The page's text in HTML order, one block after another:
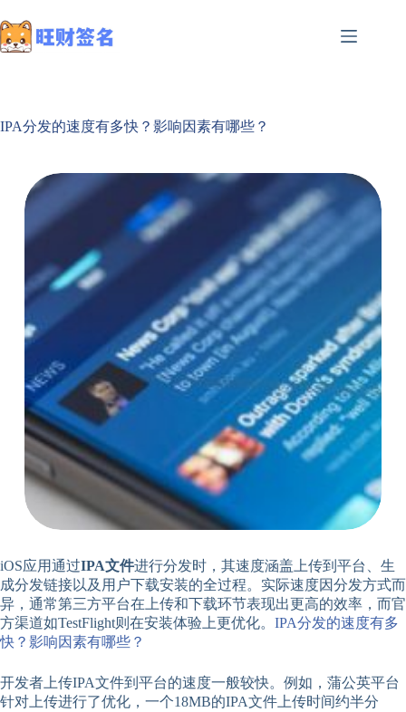
IPA分发的速度有多快？影响因素有哪些？
iOS应用通过IPA文件进行分发时，其速度涵盖上传到平台、生
成分发链接以及用户下载安装的全过程。实际速度因分发方式而
异，通常第三方平台在上传和下载环节表现出更高的效率，而官
方渠道如TestFlight则在安装体验上更优化。 IPA分发的速度有多
快？影响因素有哪些？
开发者上传IPA文件到平台的速度一般较快。例如，蒲公英平台
针对上传进行了优化，一个18MB的IPA文件上传时间约半分